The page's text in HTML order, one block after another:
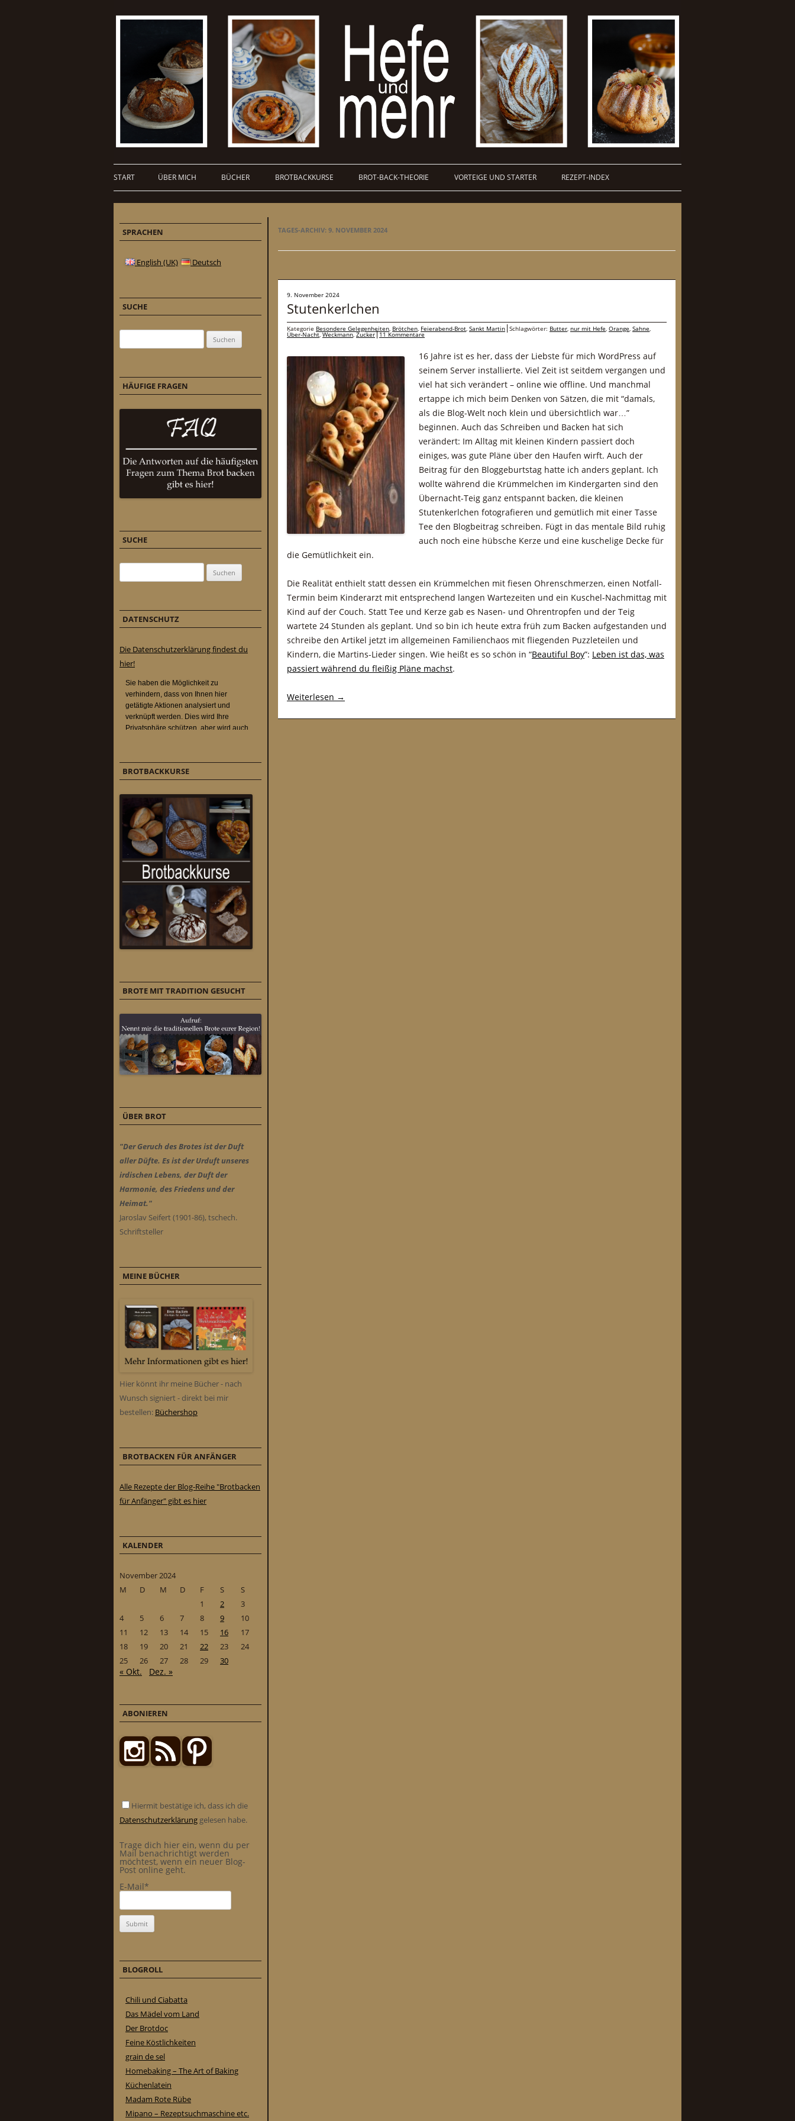
START ÜBER MICH BÜCHER BROTBACKKURSE BROT-BACK-THEORIE VORTEIGE UND STARTER REZEPT-INDEX
TAGES-ARCHIV: 9. NOVEMBER 2024
9. November 2024
Stutenkerlchen
Kategorie Besondere Gelegenheiten, Brötchen, Feierabend-Brot, Sankt Martin Schlagwörter: Butter, nur mit Hefe, Orange, Sahne,
Über-Nacht,Weckmann,Zucker 11 Kommentare
16 Jahre ist es her, dass der Liebste für mich WordPress auf
seinem Server installierte. Viel Zeit ist seitdem vergangen und
viel hat sich verändert – online wie offline. Und manchmal
ertappe ich mich beim Denken von Sätzen, die mit “damals,
als die Blog-Welt noch klein und übersichtlich war…”
beginnen. Auch das Schreiben und Backen hat sich
verändert: Im Alltag mit kleinen Kindern passiert doch
einiges, was gute Pläne über den Haufen wirft. Auch der
Beitrag für den Bloggeburtstag hatte ich anders geplant. Ich
wollte während die Krümmelchen im Kindergarten sind den
Übernacht-Teig ganz entspannt backen, die kleinen
Stutenkerlchen fotografieren und gemütlich mit einer Tasse
Tee den Blogbeitrag schreiben. Fügt in das mentale Bild ruhig
auch noch eine hübsche Kerze und eine kuschelige Decke für
die Gemütlichkeit ein.
Die Realität enthielt statt dessen ein Krümmelchen mit fiesen Ohrenschmerzen, einen Notfall-
Termin beim Kinderarzt mit entsprechend langen Wartezeiten und ein Kuschel-Nachmittag mit
Kind auf der Couch. Statt Tee und Kerze gab es Nasen- und Ohrentropfen und der Teig
wartete 24 Stunden als geplant. Und so bin ich heute extra früh zum Backen aufgestanden und
schreibe den Artikel jetzt im allgemeinen Familienchaos mit fliegenden Puzzleteilen und
Kindern, die Martins-Lieder singen. Wie heißt es so schön in “Beautiful Boy”: Leben ist das, was
passiert während du fleißig Pläne machst.
Weiterlesen →
SPRACHEN
English (UK) Deutsch
SUCHE
HÄUFIGE FRAGEN
SUCHE
DATENSCHUTZ
Die Datenschutzerklärung findest du
hier!
BROTBACKKURSE
BROTE MIT TRADITION GESUCHT
ÜBER BROT
"Der Geruch des Brotes ist der Duft
aller Düfte. Es ist der Urduft unseres
irdischen Lebens, der Duft der
Harmonie, des Friedens und der
Heimat."
Jaroslav Seifert (1901-86), tschech.
Schriftsteller
MEINE BÜCHER
Hier könnt ihr meine Bücher - nach
Wunsch signiert - direkt bei mir
bestellen: Büchershop
BROTBACKEN FÜR ANFÄNGER
Alle Rezepte der Blog-Reihe "Brotbacken
für Anfänger" gibt es hier
KALENDER
November 2024
M
D M D F S
S
1
2
3
4
5 6 7 8 9
10
11
12 13 14 15 16
17
18
19 20 21 22 23
24
25
26 27 28 29 30
« Okt. Dez. »
ABONIEREN
Hiermit bestätige ich, dass ich die
Datenschutzerklärung gelesen habe.
Trage dich hier ein, wenn du per
Mail benachrichtigt werden
möchtest, wenn ein neuer Blog-
Post online geht.
E-Mail*
BLOGROLL
Chili und Ciabatta
Das Mädel vom Land
Der Brotdoc
Feine Köstlichkeiten
grain de sel
Homebaking – The Art of Baking
Küchenlatein
Madam Rote Rübe
Mipano – Rezeptsuchmaschine etc.